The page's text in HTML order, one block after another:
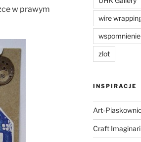
w prawym
wire
wspomnienie
zlot
INSPIRACJE
Art-
Craft